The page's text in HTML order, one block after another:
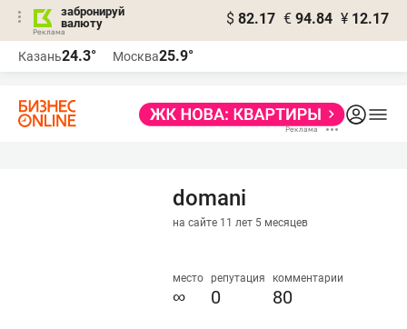
забронируй
валюту
$ 82.17 € 94.84 ¥ 12.17
Казань24.3° Москва25.9°
domani
на сайте 11 лет 5 месяцев
место
∞
репутация
0
комментарии
80